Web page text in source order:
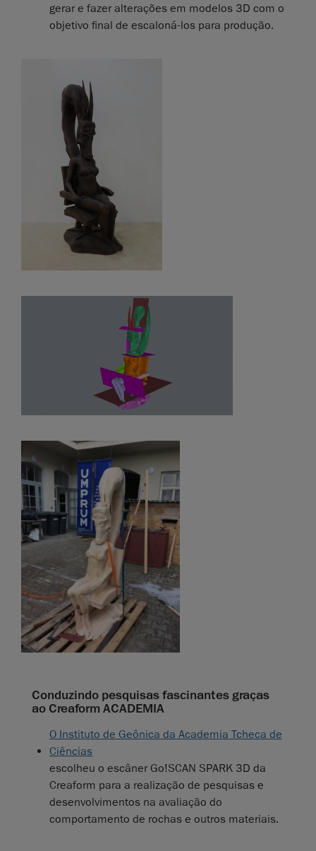
gerar e fazer alterações em modelos 3D com o
objetivo final de escaloná-los para produção.
Conduzindo pesquisas fascinantes graças
ao Creaform ACADEMIA
O Instituto de Geônica da Academia Tcheca de
Ciências
escolheu o escâner Go!SCAN SPARK 3D da
Creaform para a realização de pesquisas e
desenvolvimentos na avaliação do
comportamento de rochas e outros materiais.